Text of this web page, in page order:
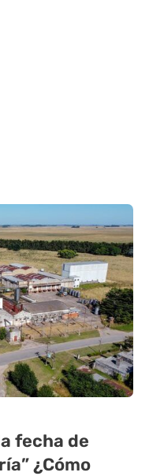
fecha de
¿Cómo